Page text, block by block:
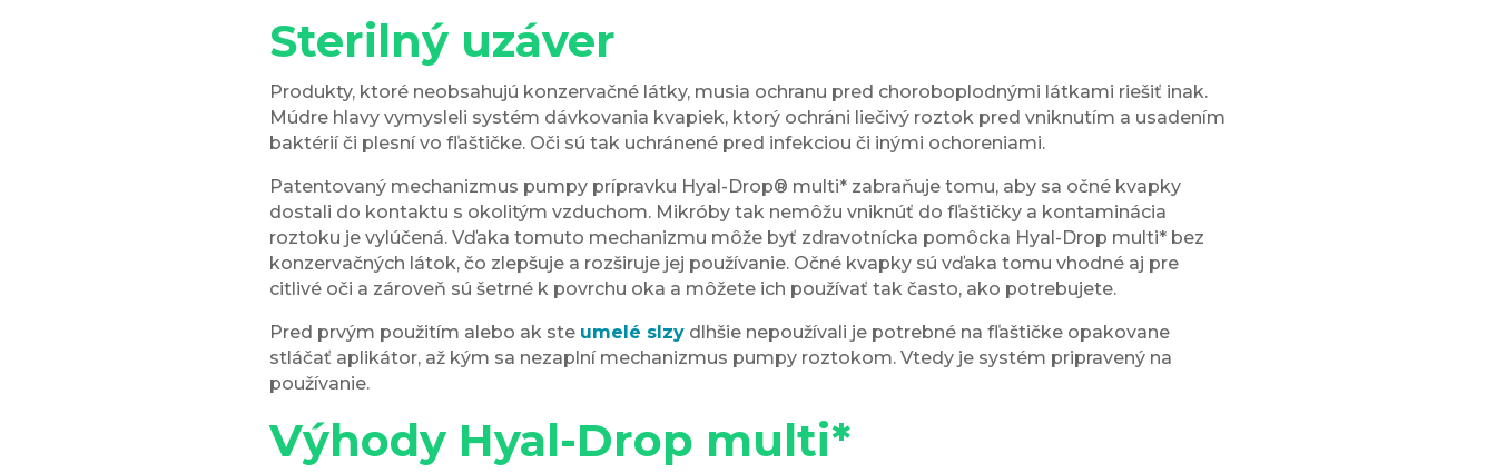
Sterilný uzáver
Produkty, ktoré neobsahujú konzervačné látky, musia ochranu pred choroboplodnými látkami riešiť inak.
Múdre hlavy vymysleli systém dávkovania kvapiek, ktorý ochráni liečivý roztok pred vniknutím a usadením
baktérií či plesní vo fľaštičke. Oči sú tak uchránené pred infekciou či inými ochoreniami.
Patentovaný mechanizmus pumpy prípravku Hyal-Drop® multi*zabraňuje tomu, aby sa očné kvapky
dostali do kontaktu s okolitým vzduchom. Mikróby tak nemôžu vniknúť do fľaštičky a kontaminácia
roztoku je vylúčená. Vďaka tomuto mechanizmu môže byť zdravotnícka pomôcka Hyal-Drop multi*bez
konzervačných látok, čo zlepšuje a rozširuje jej používanie. Očné kvapky sú vďaka tomu vhodné aj pre
citlivé oči a zároveň sú šetrné k povrchu oka a môžete ich používať tak často, ako potrebujete.
Pred prvým použitím alebo ak ste umelé slzydlhšie nepoužívali je potrebné na fľaštičke opakovane
stláčať aplikátor, až kým sa nezaplní mechanizmus pumpy roztokom. Vtedy je systém pripravený na
používanie.
Výhody Hyal-Drop multi*